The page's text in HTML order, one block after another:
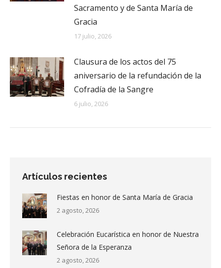
Sacramento y de Santa María de
Gracia
17 julio, 2026
Clausura de los actos del 75
aniversario de la refundación de la
Cofradía de la Sangre
6 julio, 2026
Artículos recientes
Fiestas en honor de Santa María de Gracia
2 agosto, 2026
Celebración Eucarística en honor de Nuestra
Señora de la Esperanza
2 agosto, 2026